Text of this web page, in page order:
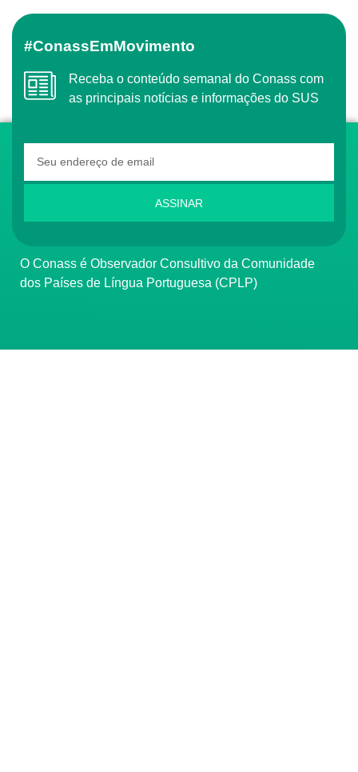
#ConassEmMovimento
Receba o conteúdo semanal do Conass com
as principais notícias e informações do SUS
ASSINAR
O Conass é Observador Consultivo da Comunidade
dos Países de Língua Portuguesa (CPLP)